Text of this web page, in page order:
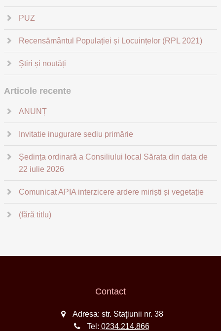
PUZ
Recensământul Populației și Locuințelor (RPL 2021)
Știri și noutăți
Articole recente
ANUNȚ
Invitatie inugurare sediu primărie
Ședința ordinară a Consiliului local Sărata din data de
22 iulie 2026
Comunicat APIA interzicere ardere miriști și vegetație
(fără titlu)
Contact
Adresa: str. Staţiunii nr. 38
Tel: 0234.214.866